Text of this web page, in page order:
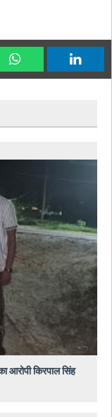
आरोपी किरपाल सिंह